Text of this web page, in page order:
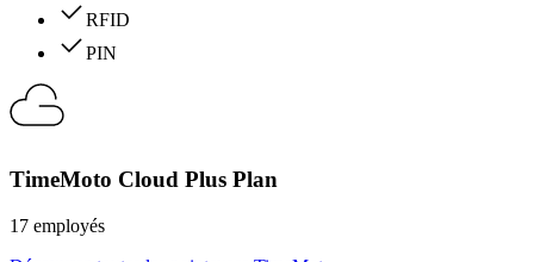
RFID
PIN
TimeMoto Cloud Plus Plan
17 employés